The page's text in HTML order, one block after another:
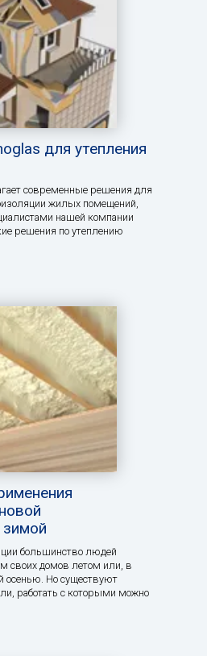
для утепления
современные решения для
жилых помещений,
нашей компании
решения по утеплению
зимой
большинство людей
своих домов летом или, в
осенью. Но существуют
работать с которыми можно